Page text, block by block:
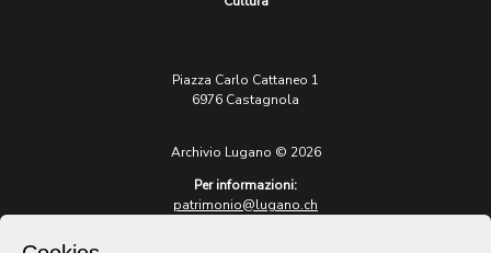
Piazza Carlo Cattaneo 1
6976 Castagnola
Archivio Lugano © 2026
Per informazioni:
patrimonio@lugano.ch